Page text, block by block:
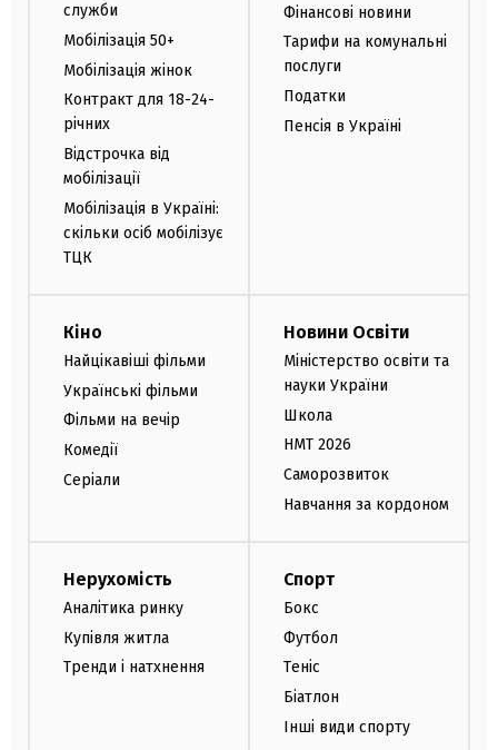
служби
Мобілізація 50+
Мобілізація жінок
Контракт для 18-24-
річних
Відстрочка від
мобілізації
Мобілізація в Україні:
скільки осіб мобілізує
ТЦК
Фінансові новини
Тарифи на комунальні
послуги
Податки
Пенсія в Україні
Кіно
Найцікавіші фільми
Українські фільми
Фільми на вечір
Комедії
Серіали
Новини Освіти
Міністерство освіти та
науки України
Школа
НМТ 2026
Саморозвиток
Навчання за кордоном
Нерухомість
Аналітика ринку
Купівля житла
Тренди і натхнення
Спорт
Бокс
Футбол
Теніс
Біатлон
Інші види спорту